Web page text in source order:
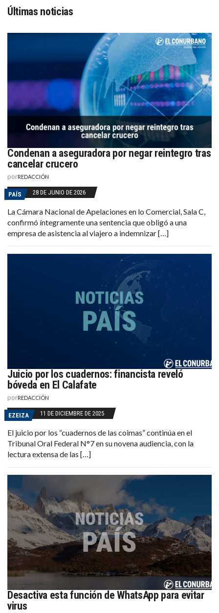
Últimas noticias
Condenan a aseguradora por negar reintegro tras
cancelar crucero
porREDACCIÓN
PAÍS 28 DE JUNIO DE 2026
La Cámara Nacional de Apelaciones en lo Comercial, Sala C,
confirmó íntegramente una sentencia que obligó a una
empresa de asistencia al viajero a indemnizar […]
Juicio por los cuadernos: financista reveló
bóveda en El Calafate
porREDACCIÓN
EZEIZA 11 DE DICIEMBRE DE 2025
El juicio por los “cuadernos de las coimas” continúa en el
Tribunal Oral Federal N°7 en su novena audiencia, con la
lectura extensa de las […]
Desactiva esta función de WhatsApp para evitar
virus